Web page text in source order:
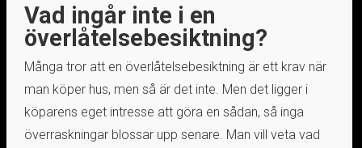
Vad ingår inte i en
överlåtelsebesiktning?
Många tror att en överlåtelsebesiktning är ett krav när
man köper hus, men så är det inte. Men det ligger i
köparens eget intresse att göra en sådan, så inga
överraskningar blossar upp senare. Man vill veta vad